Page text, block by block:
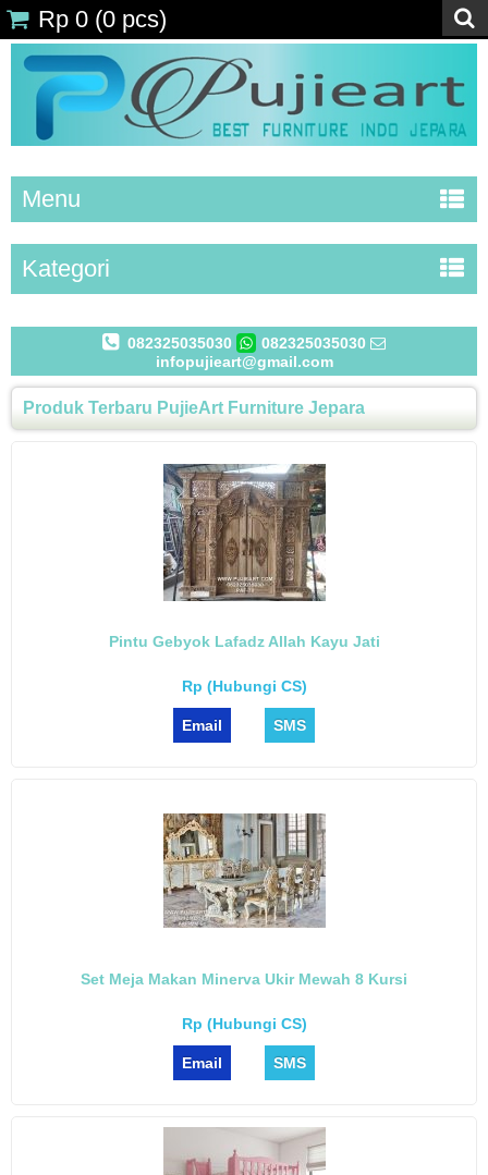
Rp 0 (0 pcs)
Menu
Kategori
082325035030
082325035030
infopujieart@gmail.com
Produk Terbaru PujieArt Furniture Jepara
Pintu Gebyok Lafadz Allah Kayu Jati
Rp (Hubungi CS)
Email SMS
Set Meja Makan Minerva Ukir Mewah 8 Kursi
Rp (Hubungi CS)
Email SMS